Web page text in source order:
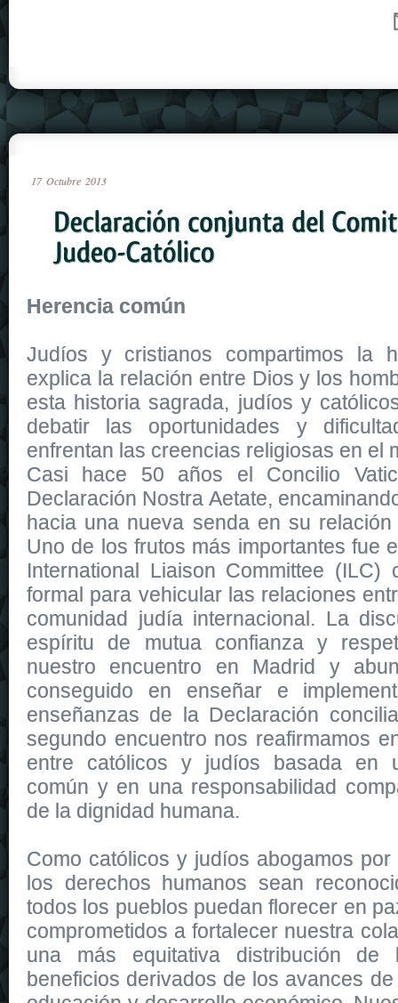
17 Octubre 2013
Herencia común
Judíos y cristianos compartimos la
explica la relación entre Dios y los
esta historia sagrada, judíos y
debatir las oportunidades y
enfrentan las creencias religiosas en el
Casi hace 50 años el Concilio
Declaración Nostra Aetate,
hacia una nueva senda en su
Uno de los frutos más importantes fue
International Liaison Committee (ILC)
formal para vehicular las relaciones
comunidad judía internacional. La
espíritu de mutua confianza y
nuestro encuentro en Madrid y
conseguido en enseñar e
enseñanzas de la Declaración
segundo encuentro nos reafirmamos
entre católicos y judíos basada en
común y en una responsabilidad
de la dignidad humana.
Como católicos y judíos abogamos
los derechos humanos sean
todos los pueblos puedan florecer en
comprometidos a fortalecer nuestra
una más equitativa distribución
beneficios derivados de los avances